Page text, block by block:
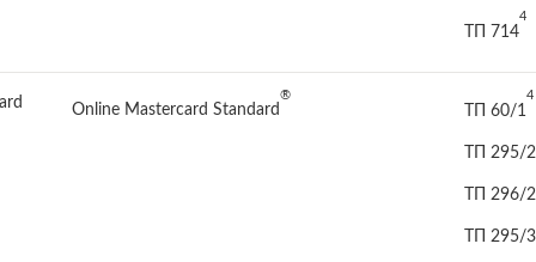
ТП 714
4
Online Mastercard Standard
®
ТП 60/1
4
ТП 295/2
ТП 296/2
ТП 295/3